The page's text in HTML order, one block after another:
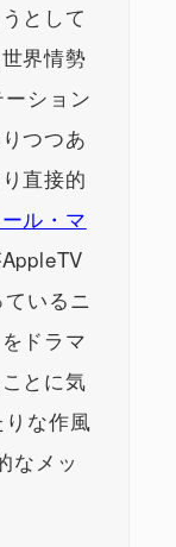
として
界情勢
ション
つつあ
直接的
ル・マ
いるニ
ドラマ
とに気
な作風
なメッ